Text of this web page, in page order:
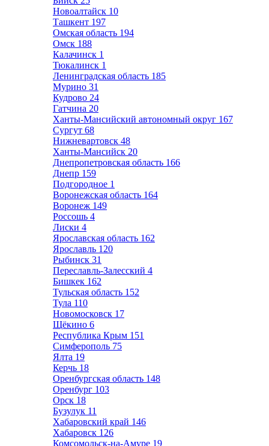
Новоалтайск 10
Ташкент 197
Омская область 194
Омск 188
Калачинск 1
Тюкалинск 1
Ленинградская область 185
Мурино 31
Кудрово 24
Гатчина 20
Ханты-Мансийский автономный округ 167
Сургут 68
Нижневартовск 48
Ханты-Мансийск 20
Днепропетровская область 166
Днепр 159
Подгородное 1
Воронежская область 164
Воронеж 149
Россошь 4
Лиски 4
Ярославская область 162
Ярославль 120
Рыбинск 31
Переславль-Залесский 4
Бишкек 162
Тульская область 152
Тула 110
Новомосковск 17
Щёкино 6
Республика Крым 151
Симферополь 75
Ялта 19
Керчь 18
Оренбургская область 148
Оренбург 103
Орск 18
Бузулук 11
Хабаровский край 146
Хабаровск 126
Комсомольск-на-Амуре 19